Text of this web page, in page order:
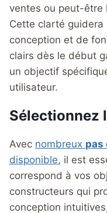
ventes ou peut-être
Cette clarté
conception et de
clairs dès le début
un objectif
utilisateur.
Sélectionnez
Avec nombreux pas
disponible, il est
correspond à vos
constructeurs qui
conception